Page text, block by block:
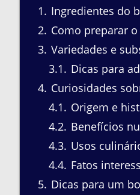
1
Ingredientes do
2 Como preparar
3 Variedades e
3.1
Dicas para
4 Curiosidades
4.1
Origem e
4.2 Benefícios
4.3 Usos
4.4 Fatos
5 Dicas para um